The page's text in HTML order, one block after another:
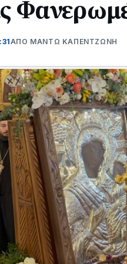
ΑΠΌ ΜΑΝΤΩ ΚΑΠΕΝΤΖΩΝΗ